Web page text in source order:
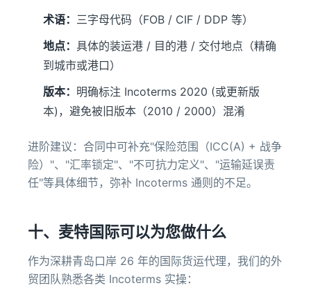
术语： 三字母代码（FOB / CIF / DDP 等）
地点： 具体的装运港 / 目的港 / 交付地点（精确
到城市或港口）
版本： 明确标注 Incoterms 2020 (或更新版
本)，避免被旧版本（2010 / 2000）混淆
进阶建议：合同中可补充"保险范围（ICC(A) + 战争
险）"、"汇率锁定"、"不可抗力定义"、"运输延误责
任"等具体细节，弥补 Incoterms 通则的不足。
十、麦特国际可以为您做什么
作为深耕青岛口岸 26 年的国际货运代理，我们的外
贸团队熟悉各类 Incoterms 实操：